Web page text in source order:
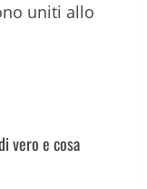
uniti allo
vero e cosa